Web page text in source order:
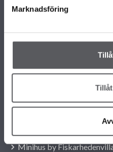
Marknadsföring
KONTAKTINFORMASJON
BORLÄNGE SVERIGE
Alle våre husmodeller
Familiærkolleksjonen
Minihus by